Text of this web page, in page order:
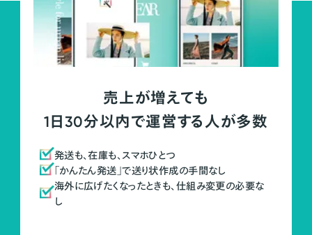
売上が増えても
1日30分以内で運営する人が多数
発送も、在庫も、スマホひとつ
「かんたん発送」で送り状作成の手間なし
海外に広げたくなったときも、仕組み変更の必要な
し